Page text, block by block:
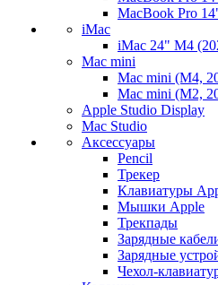
MacBook Pro
iMac
iMac 24" M4
Mac mini
Mac mini (M4,
Mac mini (M2,
Apple Studio Display
Mac Studio
Аксессуары
Pencil
Трекер
Клавиатуры
Мышки Apple
Трекпады
Зарядные
Зарядные
Чехол-